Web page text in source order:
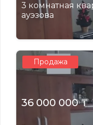
3 комнатная
ауэзова
Продажа
36 000 000 ₸